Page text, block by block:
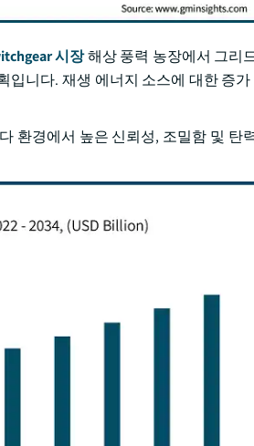
시장해상 풍력 농장에서 그리
입니다. 재생 에너지 소스에 대한 증
환경에서 높은 신뢰성, 조밀함 및 탄